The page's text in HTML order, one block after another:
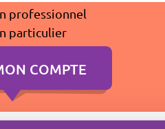
professionnel
particulier